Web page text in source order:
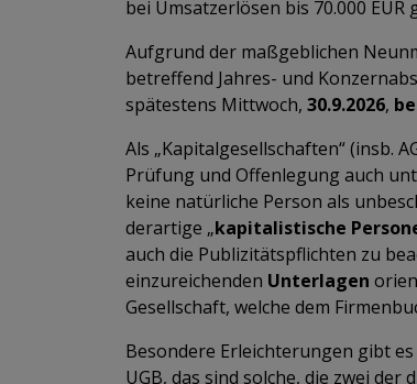
bei Umsatzerlösen bis 70.000 EUR
Aufgrund der maßgeblichen
betreffend Jahres- und
spätestens Mittwoch, 30.9.2026,
Als „Kapitalgesellschaften“ (insb.
Prüfung und Offenlegung auch
keine natürliche Person als
derartige „kapitalistische
auch die Publizitätspflichten zu
einzureichenden Unterlagen
Gesellschaft, welche dem
Besondere Erleichterungen gibt es
UGB, das sind solche, die zwei